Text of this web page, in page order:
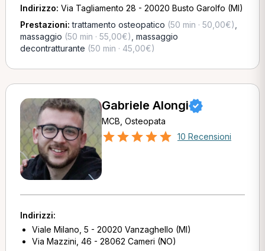
Indirizzo: Via Tagliamento 28 - 20020 Busto Garolfo (MI)
Prestazioni:trattamento osteopatico (50 min · 50,00€)
massaggio (50 min · 55,00€) massaggio
decontratturante (50 min · 45,00€)
Gabriele Alongi
MCB, Osteopata
10 Recensioni
Indirizzi:
Viale Milano, 5 - 20020 Vanzaghello (MI)
Via Mazzini, 46 - 28062 Cameri (NO)